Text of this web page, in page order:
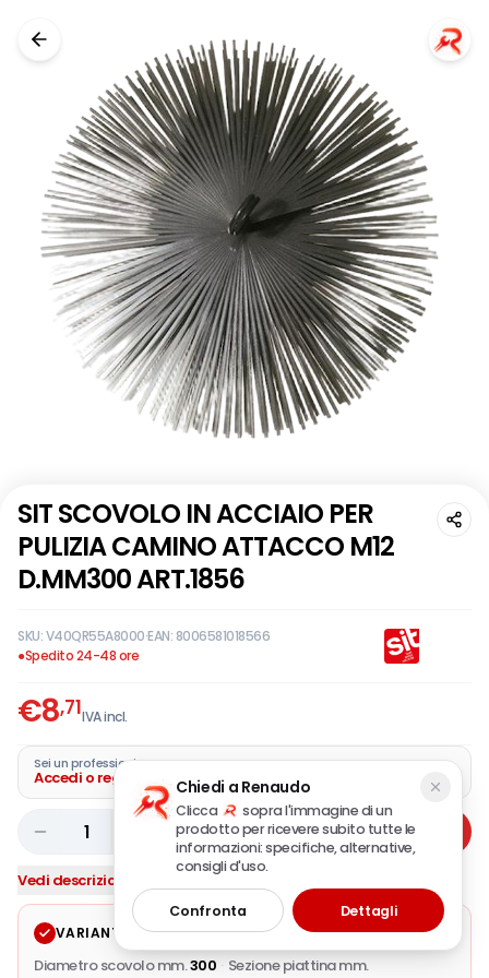
SIT SCOVOLO IN ACCIAIO PER
PULIZIA CAMINO ATTACCO M12
D.MM300 ART.1856
SKU:V40QR55A8000·EAN: 8006581018566
●Spedito 24-48 ore
€8,71IVA incl.
Sei un professionista?
Accedi o registra la tua azienda
1 Aggiungi
Vedi descrizione completa
VARIANTE SELEZIONATA Modifica
Diametro scovolo mm.300 · Sezione piattina mm.
Chiedi a Renaudo
Clicca
sopra l'immagine di un
prodotto per ricevere subito tutte le
informazioni: specifiche, alternative,
consigli d'uso.
Confronta Dettagli